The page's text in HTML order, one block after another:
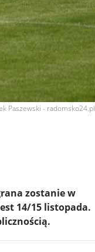
Paszewski - radomsko24.pl
zostanie w
14/15 listopada.